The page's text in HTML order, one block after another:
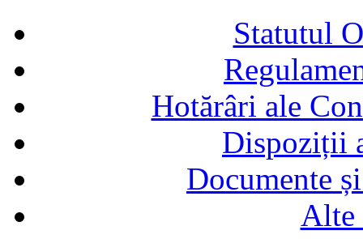
Statutul
Hotărâri ale
Dispoziții
Documente
Alte